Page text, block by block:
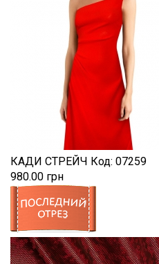
КАДИ СТРЕЙЧ Код: 07259
980.00 грн